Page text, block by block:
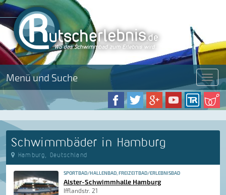
Menü und Suche Menü
Schwimmbäder in Hamburg
Hamburg, Deutschland
SPORTBAD/HALLENBAD, FREIZEITBAD/ERLEBNISBAD
Alster-Schwimmhalle Hamburg
Ifflandstr. 21